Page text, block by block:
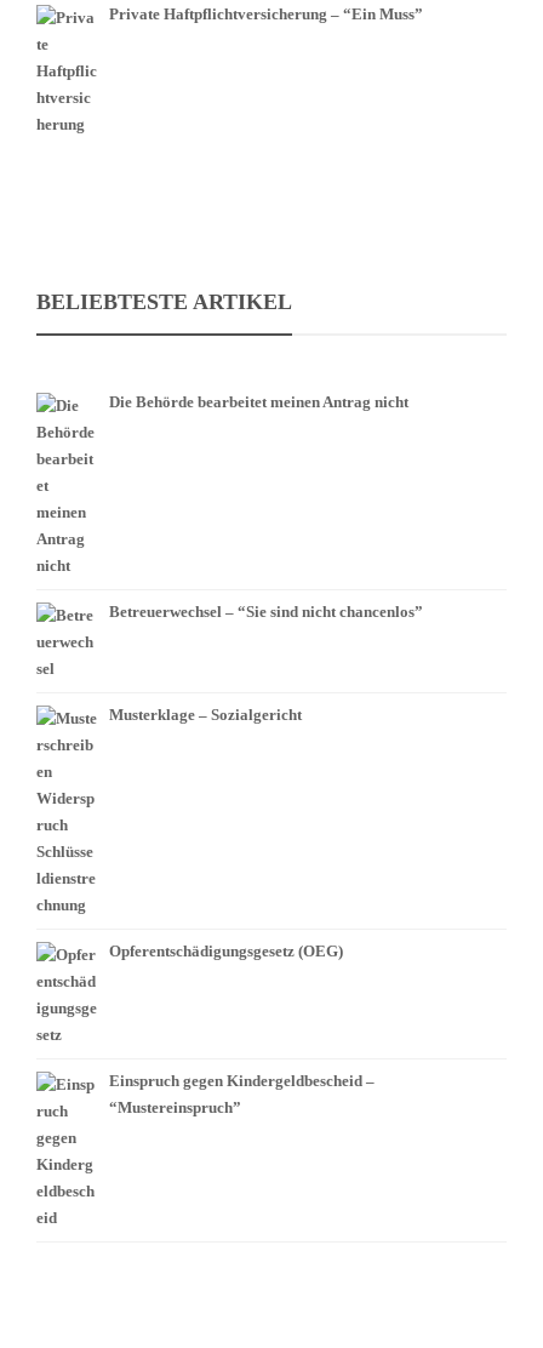
Private Haftpflichtversicherung – “Ein Muss”
BELIEBTESTE ARTIKEL
Die Behörde bearbeitet meinen Antrag nicht
Betreuerwechsel – “Sie sind nicht chancenlos”
Musterklage – Sozialgericht
Opferentschädigungsgesetz (OEG)
Einspruch gegen Kindergeldbescheid –
“Mustereinspruch”